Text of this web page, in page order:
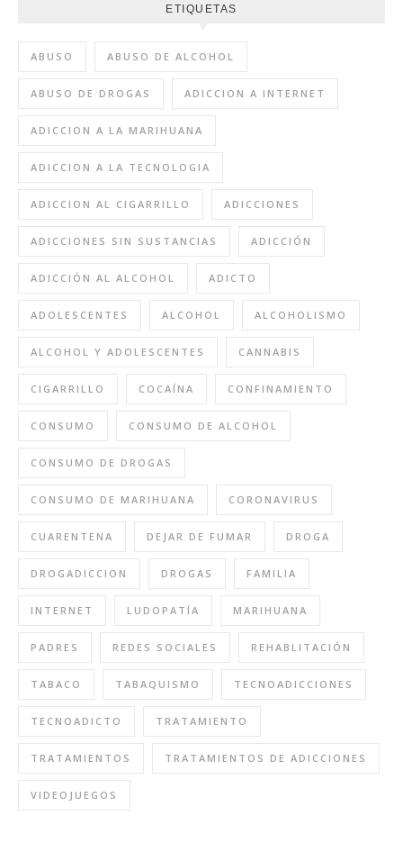
ETIQUETAS
ABUSO ABUSO DE ALCOHOL
ABUSO DE DROGAS ADICCION A INTERNET
ADICCION A LA MARIHUANA
ADICCION A LA TECNOLOGIA
ADICCION AL CIGARRILLO ADICCIONES
ADICCIONES SIN SUSTANCIAS ADICCIÓN
ADICCIÓN AL ALCOHOL ADICTO
ADOLESCENTES ALCOHOL ALCOHOLISMO
ALCOHOL Y ADOLESCENTES CANNABIS
CIGARRILLO COCAÍNA CONFINAMIENTO
CONSUMO CONSUMO DE ALCOHOL
CONSUMO DE DROGAS
CONSUMO DE MARIHUANA CORONAVIRUS
CUARENTENA DEJAR DE FUMAR DROGA
DROGADICCION DROGAS FAMILIA
INTERNET LUDOPATÍA MARIHUANA
PADRES REDES SOCIALES REHABLITACIÓN
TABACO TABAQUISMO TECNOADICCIONES
TECNOADICTO TRATAMIENTO
TRATAMIENTOS TRATAMIENTOS DE ADICCIONES
VIDEOJUEGOS